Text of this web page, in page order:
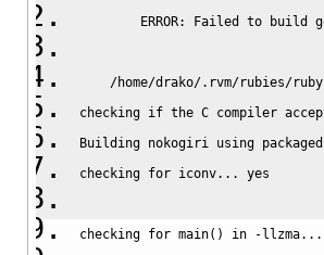
ERROR: Failed to build
/home/drako/. rvm/rubies/ruby
checking if the C compiler
Building nokogiri using
checking for iconv... yes
checking for main( ) in -llzma...